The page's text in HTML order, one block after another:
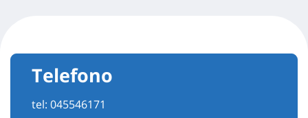
Telefono
tel: 045546171